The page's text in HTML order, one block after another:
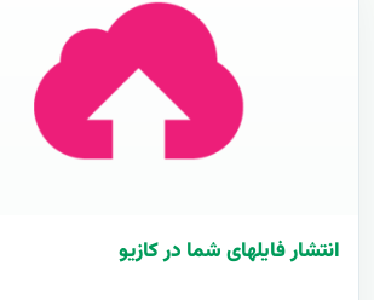
انتشار فایلهای شما در کازیو